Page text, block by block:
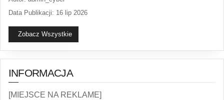
Data Publikacji: 16 lip 2026
Zobacz Wszystkie
INFORMACJA
[MIEJSCE NA REKLAME]